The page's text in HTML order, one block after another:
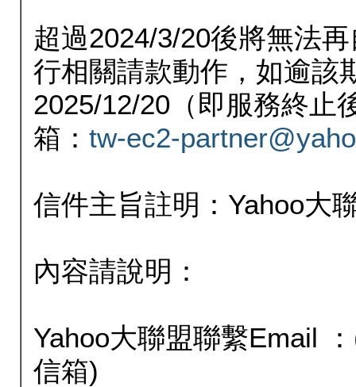
超過2024/3/20後將無法
行相關請款動作，如逾該
2025/12/20（即服務終止
箱： tw-ec2-
信件主旨註明：Yahoo大
內容請說明：
Yahoo大聯盟聯繫Email
信箱)